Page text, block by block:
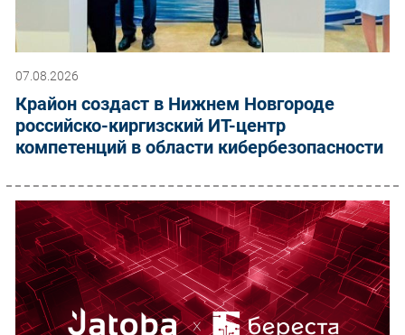
07.08.2026
Крайон создаст в Нижнем Новгороде
российско-киргизский ИТ-центр
компетенций в области кибербезопасности